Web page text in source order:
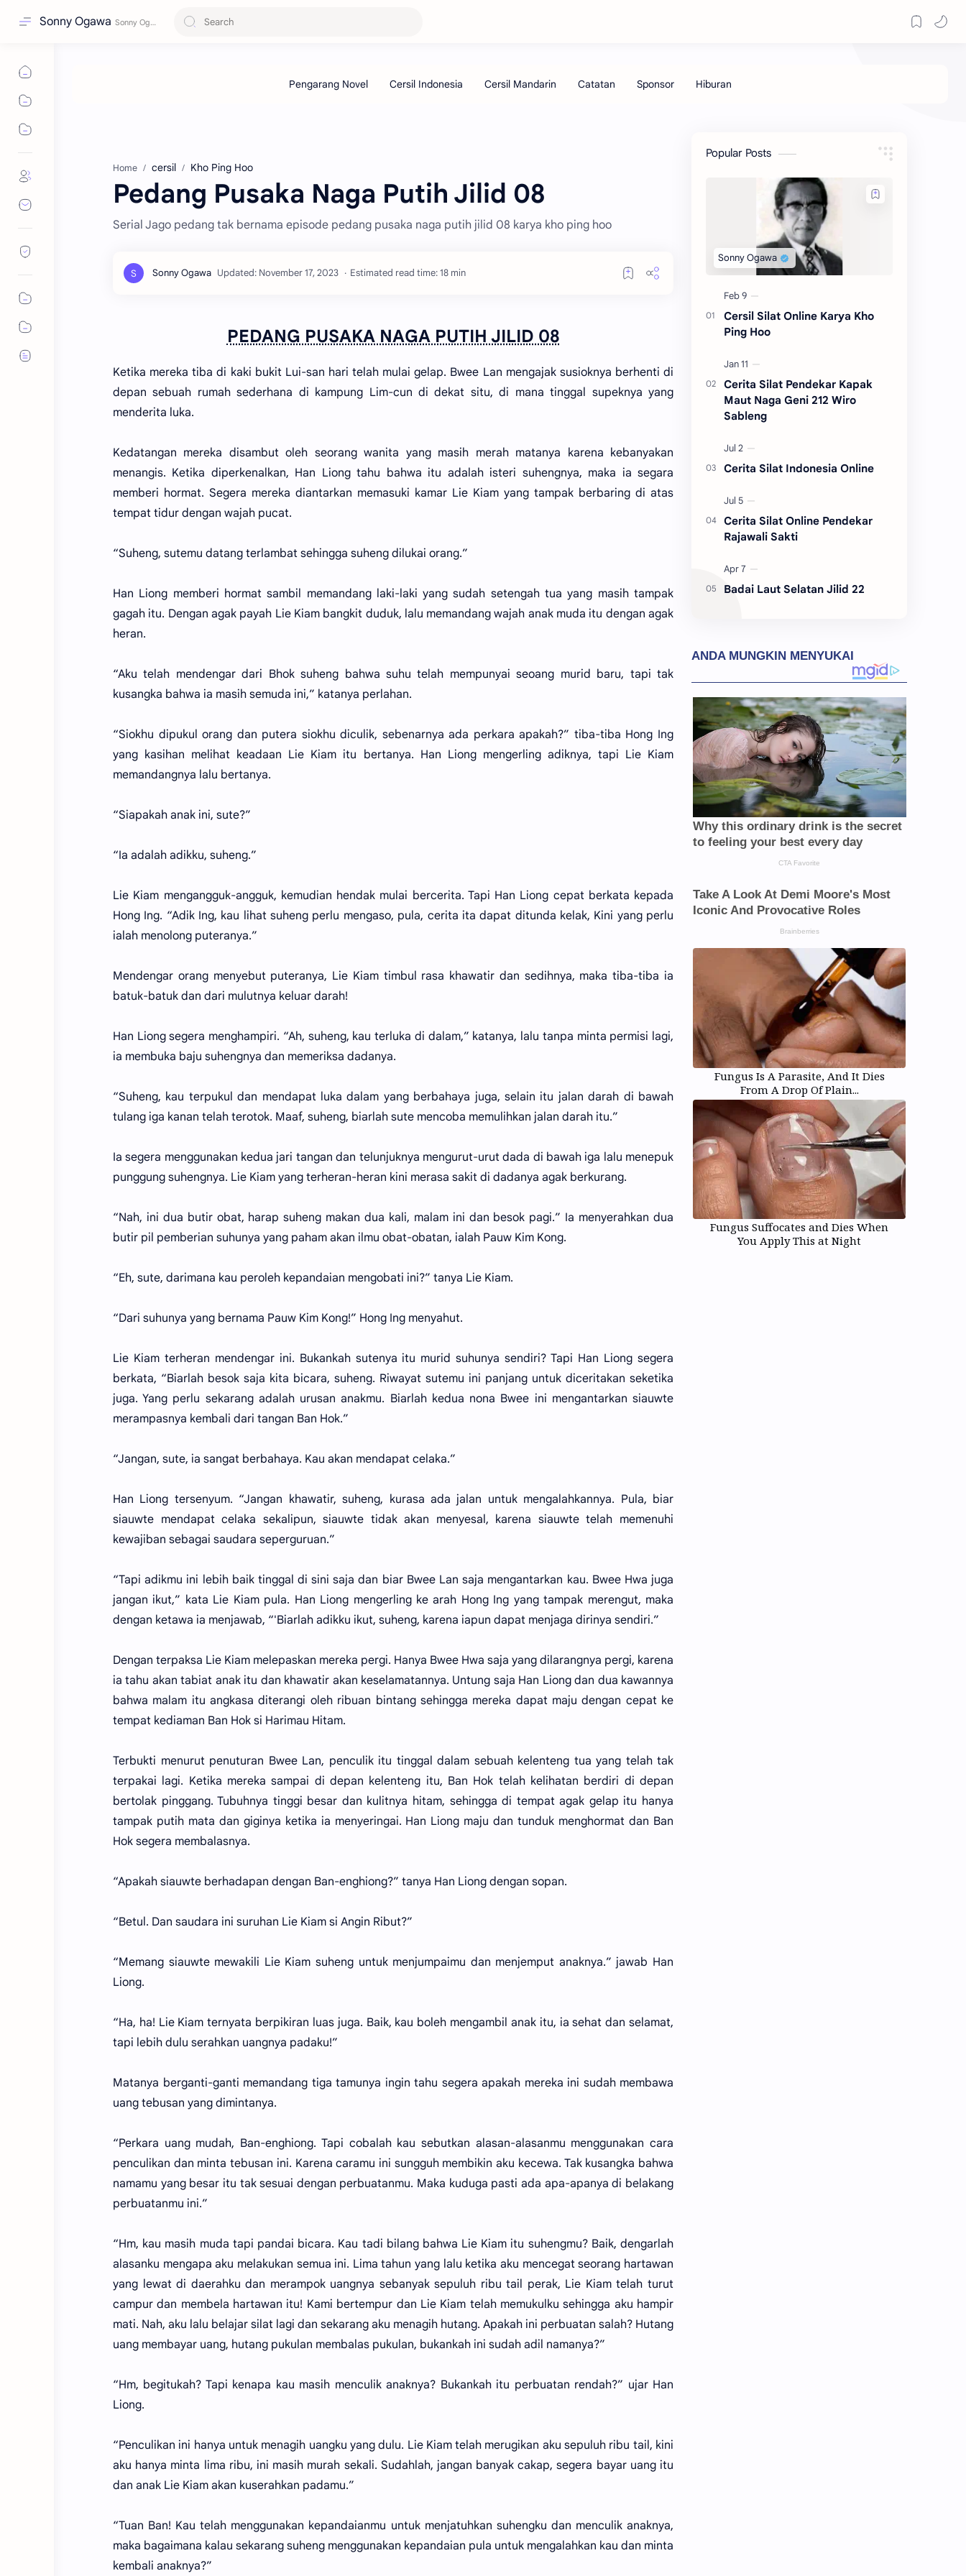
Sonny Ogawa
Home cersil Kho Ping Hoo
Pedang Pusaka Naga Putih Jilid 08
Serial Jago pedang tak bernama episode pedang pusaka naga putih jilid 08 karya kho ping hoo
Estimated read time: 18 min
PEDANG PUSAKA NAGA PUTIH JILID 08
Ketika mereka tiba di kaki bukit Lui-san hari telah mulai gelap. Bwee Lan mengajak susioknya berhenti di
depan sebuah rumah sederhana di kampung Lim-cun di dekat situ, di mana tinggal supeknya yang
menderita luka.
Kedatangan mereka disambut oleh seorang wanita yang masih merah matanya karena kebanyakan
menangis. Ketika diperkenalkan, Han Liong tahu bahwa itu adalah isteri suhengnya, maka ia segara
memberi hormat. Segera mereka diantarkan memasuki kamar Lie Kiam yang tampak berbaring di atas
tempat tidur dengan wajah pucat.
“Suheng, sutemu datang terlambat sehingga suheng dilukai orang.”
Han Liong memberi hormat sambil memandang laki-laki yang sudah setengah tua yang masih tampak
gagah itu. Dengan agak payah Lie Kiam bangkit duduk, lalu memandang wajah anak muda itu dengan agak
heran.
“Aku telah mendengar dari Bhok suheng bahwa suhu telah mempunyai seoang murid baru, tapi tak
kusangka bahwa ia masih semuda ini,” katanya perlahan.
“Siokhu dipukul orang dan putera siokhu diculik, sebenarnya ada perkara apakah?” tiba-tiba Hong Ing
yang kasihan melihat keadaan Lie Kiam itu bertanya. Han Liong mengerling adiknya, tapi Lie Kiam
memandangnya lalu bertanya.
“Siapakah anak ini, sute?”
“Ia adalah adikku, suheng.”
Lie Kiam mengangguk-angguk, kemudian hendak mulai bercerita. Tapi Han Liong cepat berkata kepada
Hong Ing. “Adik Ing, kau lihat suheng perlu mengaso, pula, cerita ita dapat ditunda kelak, Kini yang perlu
ialah menolong puteranya.”
Mendengar orang menyebut puteranya, Lie Kiam timbul rasa khawatir dan sedihnya, maka tiba-tiba ia
batuk-batuk dan dari mulutnya keluar darah!
Han Liong segera menghampiri. “Ah, suheng, kau terluka di dalam,” katanya, lalu tanpa minta permisi lagi,
ia membuka baju suhengnya dan memeriksa dadanya.
“Suheng, kau terpukul dan mendapat luka dalam yang berbahaya juga, selain itu jalan darah di bawah
tulang iga kanan telah terotok. Maaf, suheng, biarlah sute mencoba memulihkan jalan darah itu.”
Ia segera menggunakan kedua jari tangan dan telunjuknya mengurut-urut dada di bawah iga lalu menepuk
punggung suhengnya. Lie Kiam yang terheran-heran kini merasa sakit di dadanya agak berkurang.
“Nah, ini dua butir obat, harap suheng makan dua kali, malam ini dan besok pagi.” Ia menyerahkan dua
butir pil pemberian suhunya yang paham akan ilmu obat-obatan, ialah Pauw Kim Kong.
“Eh, sute, darimana kau peroleh kepandaian mengobati ini?” tanya Lie Kiam.
“Dari suhunya yang bernama Pauw Kim Kong!” Hong Ing menyahut.
Lie Kiam terheran mendengar ini. Bukankah sutenya itu murid suhunya sendiri? Tapi Han Liong segera
berkata, “Biarlah besok saja kita bicara, suheng. Riwayat sutemu ini panjang untuk diceritakan seketika
juga. Yang perlu sekarang adalah urusan anakmu. Biarlah kedua nona Bwee ini mengantarkan siauwte
merampasnya kembali dari tangan Ban Hok.”
“Jangan, sute, ia sangat berbahaya. Kau akan mendapat celaka.”
Han Liong tersenyum. “Jangan khawatir, suheng, kurasa ada jalan untuk mengalahkannya. Pula, biar
siauwte mendapat celaka sekalipun, siauwte tidak akan menyesal, karena siauwte telah memenuhi
kewajiban sebagai saudara seperguruan.”
“Tapi adikmu ini lebih baik tinggal di sini saja dan biar Bwee Lan saja mengantarkan kau. Bwee Hwa juga
jangan ikut,” kata Lie Kiam pula. Han Liong mengerling ke arah Hong Ing yang tampak merengut, maka
dengan ketawa ia menjawab, “'Biarlah adikku ikut, suheng, karena iapun dapat menjaga dirinya sendiri.”
Dengan terpaksa Lie Kiam melepaskan mereka pergi. Hanya Bwee Hwa saja yang dilarangnya pergi, karena
ia tahu akan tabiat anak itu dan khawatir akan keselamatannya. Untung saja Han Liong dan dua kawannya
bahwa malam itu angkasa diterangi oleh ribuan bintang sehingga mereka dapat maju dengan cepat ke
tempat kediaman Ban Hok si Harimau Hitam.
Terbukti menurut penuturan Bwee Lan, penculik itu tinggal dalam sebuah kelenteng tua yang telah tak
terpakai lagi. Ketika mereka sampai di depan kelenteng itu, Ban Hok telah kelihatan berdiri di depan
bertolak pinggang. Tubuhnya tinggi besar dan kulitnya hitam, sehingga di tempat agak gelap itu hanya
tampak putih mata dan giginya ketika ia menyeringai. Han Liong maju dan tunduk menghormat dan Ban
Hok segera membalasnya.
“Apakah siauwte berhadapan dengan Ban-enghiong?” tanya Han Liong dengan sopan.
“Betul. Dan saudara ini suruhan Lie Kiam si Angin Ribut?”
“Memang siauwte mewakili Lie Kiam suheng untuk menjumpaimu dan menjemput anaknya.” jawab Han
Liong.
“Ha, ha! Lie Kiam ternyata berpikiran luas juga. Baik, kau boleh mengambil anak itu, ia sehat dan selamat,
tapi lebih dulu serahkan uangnya padaku!”
Matanya berganti-ganti memandang tiga tamunya ingin tahu segera apakah mereka ini sudah membawa
uang tebusan yang dimintanya.
“Perkara uang mudah, Ban-enghiong. Tapi cobalah kau sebutkan alasan-alasanmu menggunakan cara
penculikan dan minta tebusan ini. Karena caramu ini sungguh membikin aku kecewa. Tak kusangka bahwa
namamu yang besar itu tak sesuai dengan perbuatanmu. Maka kuduga pasti ada apa-apanya di belakang
perbuatanmu ini.”
“Hm, kau masih muda tapi pandai bicara. Kau tadi bilang bahwa Lie Kiam itu suhengmu? Baik, dengarlah
alasanku mengapa aku melakukan semua ini. Lima tahun yang lalu ketika aku mencegat seorang hartawan
yang lewat di daerahku dan merampok uangnya sebanyak sepuluh ribu tail perak, Lie Kiam telah turut
campur dan membela hartawan itu! Kami bertempur dan Lie Kiam telah memukulku sehingga aku hampir
mati. Nah, aku lalu belajar silat lagi dan sekarang aku menagih hutang. Apakah ini perbuatan salah? Hutang
uang membayar uang, hutang pukulan membalas pukulan, bukankah ini sudah adil namanya?”
“Hm, begitukah? Tapi kenapa kau masih menculik anaknya? Bukankah itu perbuatan rendah?” ujar Han
Liong.
“Penculikan ini hanya untuk menagih uangku yang dulu. Lie Kiam telah merugikan aku sepuluh ribu tail, kini
aku hanya minta lima ribu, ini masih murah sekali. Sudahlah, jangan banyak cakap, segera bayar uang itu
dan anak Lie Kiam akan kuserahkan padamu.”
“Tuan Ban! Kau telah menggunakan kepandaianmu untuk menjatuhkan suhengku dan menculik anaknya,
maka bagaimana kalau sekarang suheng menggunakan kepandaian pula untuk mengalahkan kau dan minta
kembali anaknya?”
Popular Posts
Cersil Silat Online Karya Kho
Ping Hoo
Cerita Silat Pendekar Kapak
Maut Naga Geni 212 Wiro
Sableng
Cerita Silat Indonesia Online
Cerita Silat Online Pendekar
Rajawali Sakti
Badai Laut Selatan Jilid 22
Fungus Is A Parasite, And It Dies
From A Drop Of Plain...
Fungus Suffocates and Dies When
You Apply This at Night